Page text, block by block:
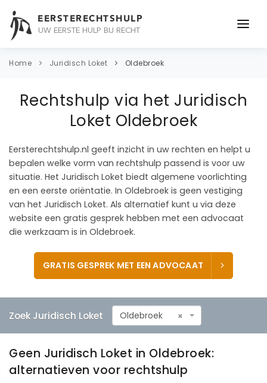
EERSTERECHTSHULP
UW EERSTE HULP BIJ RECHT
ONDERWERPEN
ADVOCAAT
CONTACT
Home Juridisch Loket Oldebroek
Rechtshulp via het Juridisch
Loket Oldebroek
Eersterechtshulp.nl geeft inzicht in uw rechten en helpt u
bepalen welke vorm van rechtshulp passend is voor uw
situatie. Het Juridisch Loket biedt algemene voorlichting
en een eerste oriëntatie. In Oldebroek is geen vestiging
van het Juridisch Loket. Als alternatief kunt u via deze
website een gratis gesprek hebben met een advocaat
die werkzaam is in Oldebroek.
GRATIS GESPREK MET EEN ADVOCAAT
Zoek Juridisch Loket ×
Oldebroek
Geen Juridisch Loket in Oldebroek:
alternatieven voor rechtshulp